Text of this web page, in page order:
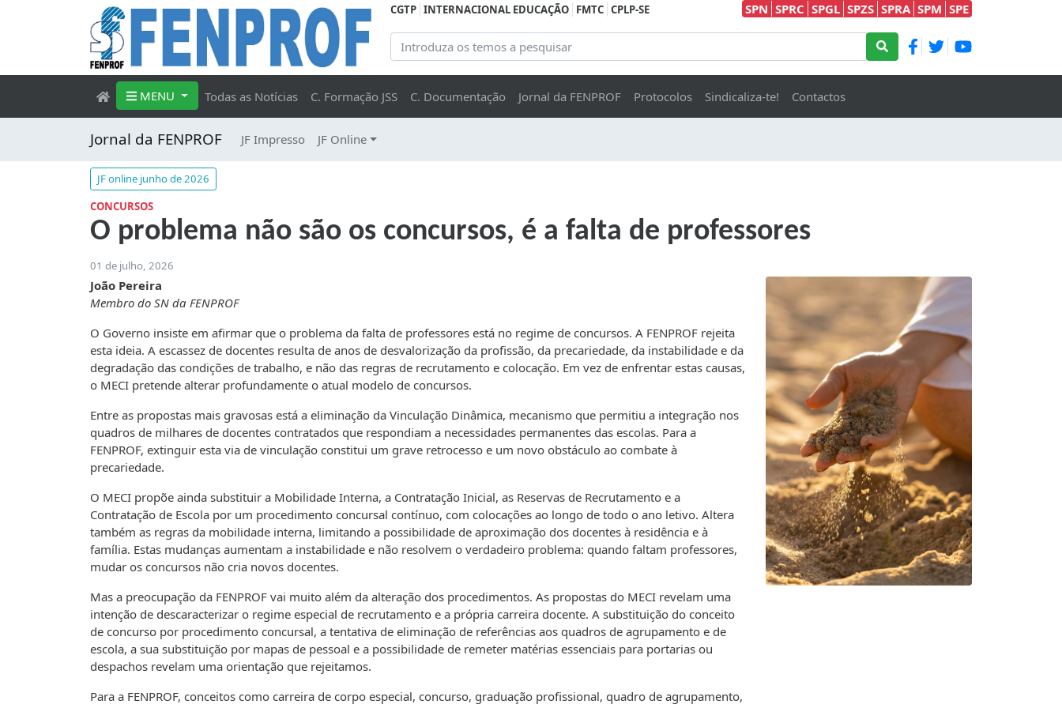
CGTP INTERNACIONAL EDUCAÇÃO FMTC CPLP-SE SPN SPRC SPGL SPZS SPRA SPM SPE
MENU Todas as Notícias C. Formação JSS C. Documentação Jornal da FENPROF Protocolos Sindicaliza-te! Contactos
Jornal da FENPROF JF Impresso JF Online
JF online junho de 2026
CONCURSOS
O problema não são os concursos, é a falta de professores
01 de julho, 2026
João Pereira
Membro do SN da FENPROF
O Governo insiste em afirmar que o problema da falta de professores está no regime de concursos. A FENPROF rejeita
esta ideia. A escassez de docentes resulta de anos de desvalorização da profissão, da precariedade, da instabilidade e da
degradação das condições de trabalho, e não das regras de recrutamento e colocação. Em vez de enfrentar estas causas,
o MECI pretende alterar profundamente o atual modelo de concursos.
Entre as propostas mais gravosas está a eliminação da Vinculação Dinâmica, mecanismo que permitiu a integração nos
quadros de milhares de docentes contratados que respondiam a necessidades permanentes das escolas. Para a
FENPROF, extinguir esta via de vinculação constitui um grave retrocesso e um novo obstáculo ao combate à
precariedade.
O MECI propõe ainda substituir a Mobilidade Interna, a Contratação Inicial, as Reservas de Recrutamento e a
Contratação de Escola por um procedimento concursal contínuo, com colocações ao longo de todo o ano letivo. Altera
também as regras da mobilidade interna, limitando a possibilidade de aproximação dos docentes à residência e à
família. Estas mudanças aumentam a instabilidade e não resolvem o verdadeiro problema: quando faltam professores,
mudar os concursos não cria novos docentes.
Mas a preocupação da FENPROF vai muito além da alteração dos procedimentos. As propostas do MECI revelam uma
intenção de descaracterizar o regime especial de recrutamento e a própria carreira docente. A substituição do conceito
de concurso por procedimento concursal, a tentativa de eliminação de referências aos quadros de agrupamento e de
escola, a sua substituição por mapas de pessoal e a possibilidade de remeter matérias essenciais para portarias ou
despachos revelam uma orientação que rejeitamos.
Para a FENPROF, conceitos como carreira de corpo especial, concurso, graduação profissional, quadro de agrupamento,